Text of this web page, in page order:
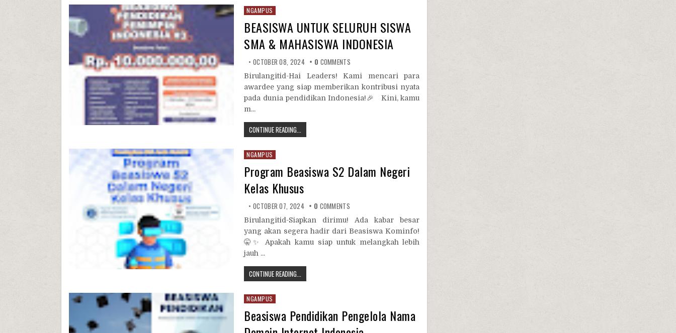
NGAMPUS
BEASISWA UNTUK SELURUH SISWA
SMA & MAHASISWA INDONESIA
OCTOBER 08, 2024 0 COMMENTS
Birulangitid-Hai Leaders! Kami mencari para
awardee yang siap memberikan kontribusi nyata
pada dunia pendidikan Indonesia!🎉 Kini, kamu
m...
CONTINUE READING...
NGAMPUS
Program Beasiswa S2 Dalam Negeri
Kelas Khusus
OCTOBER 07, 2024 0 COMMENTS
Birulangitid-Siapkan dirimu! Ada kabar besar
yang akan segera hadir dari Beasiswa Kominfo!
🤫✨ Apakah kamu siap untuk melangkah lebih
jauh ...
CONTINUE READING...
NGAMPUS
Beasiswa Pendidikan Pengelola Nama